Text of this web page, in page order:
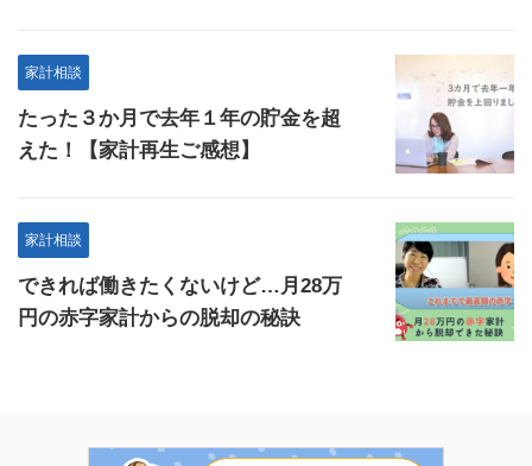
家計相談
たった３か月で去年１年の貯金を超
えた！【家計再生ご感想】
家計相談
できれば働きたくないけど…月28万
円の赤字家計からの脱却の秘訣